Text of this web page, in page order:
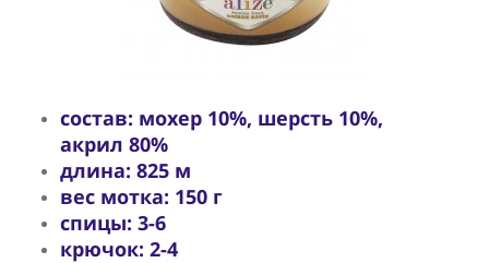
состав: мохер 10%, шерсть 10%,
акрил 80%
длина: 825 м
вес мотка: 150 г
спицы: 3-6
крючок: 2-4